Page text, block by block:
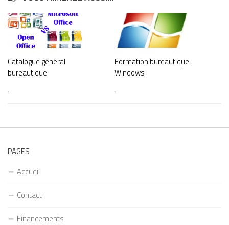
Catalogue général
bureautique
.
Formation bureautique
Windows
.
PAGES
Accueil
Contact
Financements